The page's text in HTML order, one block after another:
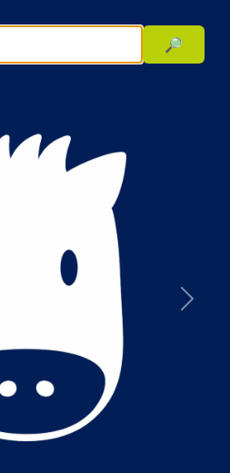
🔎
次へ